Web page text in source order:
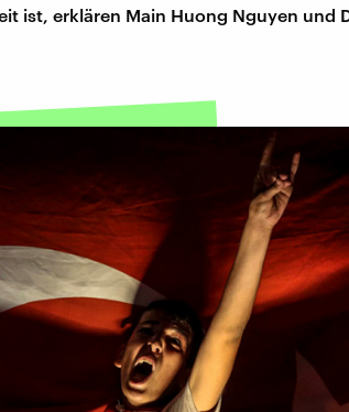
ist, erklären Main Huong Nguyen und